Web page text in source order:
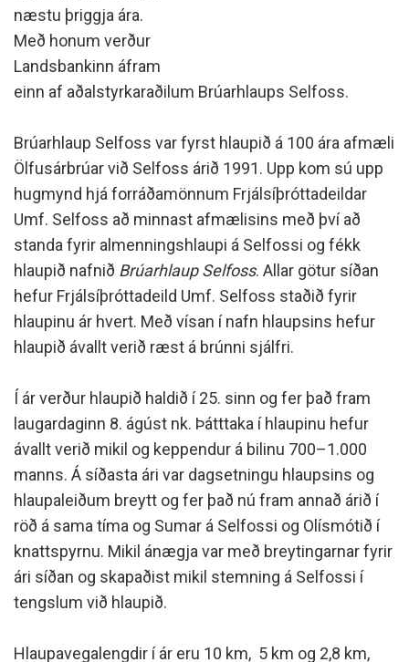
næstu þriggja ára.
Með honum verður
Landsbankinn áfram
einn af aðalstyrkaraðilum Brúarhlaups Selfoss.
Brúarhlaup Selfoss var fyrst hlaupið á 100 ára afmæli
Ölfusárbrúar við Selfoss árið 1991. Upp kom sú upp
hugmynd hjá forráðamönnum Frjálsíþróttadeildar
Umf. Selfoss að minnast afmælisins með því að
standa fyrir almenningshlaupi á Selfossi og fékk
hlaupið nafnið Brúarhlaup Selfoss. Allar götur síðan
hefur Frjálsíþróttadeild Umf. Selfoss staðið fyrir
hlaupinu ár hvert. Með vísan í nafn hlaupsins hefur
hlaupið ávallt verið ræst á brúnni sjálfri.
Í ár verður hlaupið haldið í 25. sinn og fer það fram
laugardaginn 8. ágúst nk. Þátttaka í hlaupinu hefur
ávallt verið mikil og keppendur á bilinu 700–1.000
manns. Á síðasta ári var dagsetningu hlaupsins og
hlaupaleiðum breytt og fer það nú fram annað árið í
röð á sama tíma og Sumar á Selfossi og Olísmótið í
knattspyrnu. Mikil ánægja var með breytingarnar fyrir
ári síðan og skapaðist mikil stemning á Selfossi í
tengslum við hlaupið.
Hlaupavegalengdir í ár eru 10 km, 5 km og 2,8 km,